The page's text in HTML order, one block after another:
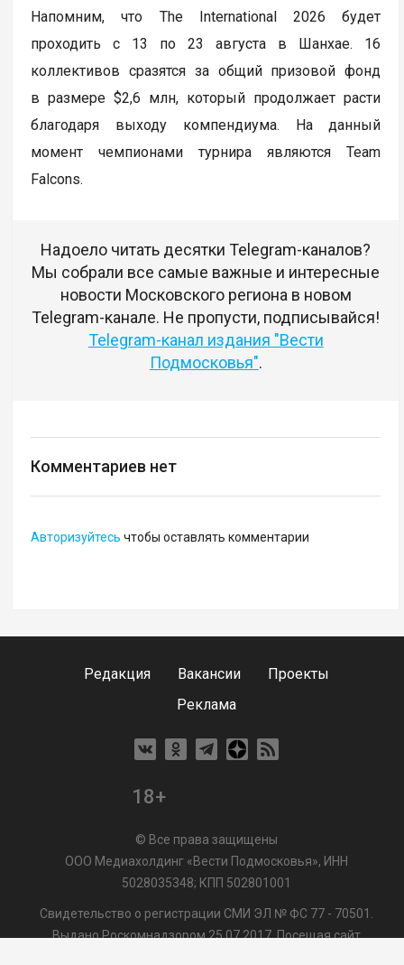
Напомним, что The International 2026 будет
проходить с 13 по 23 августа в Шанхае. 16
коллективов сразятся за общий призовой фонд
в размере $2,6 млн, который продолжает расти
благодаря выходу компендиума. На данный
момент чемпионами турнира являются Team
Falcons.
Надоело читать десятки Telegram-каналов?
Мы собрали все самые важные и интересные
новости Московского региона в новом
Telegram-канале. Не пропусти, подписывайся!
Telegram-канал издания "Вести
Подмосковья".
Комментариев нет
Авторизуйтесь чтобы оставлять комментарии
Редакция Вакансии
Проекты
Реклама
18+
© Все права защищены
ООО Медиахолдинг «Вести Подмосковья», ИНН
5028035348; КПП 502801001
Свидетельство о регистрации СМИ ЭЛ № ФС 77 - 70501.
Выдано Роскомнадзором 25.07.2017. Посещая сайт